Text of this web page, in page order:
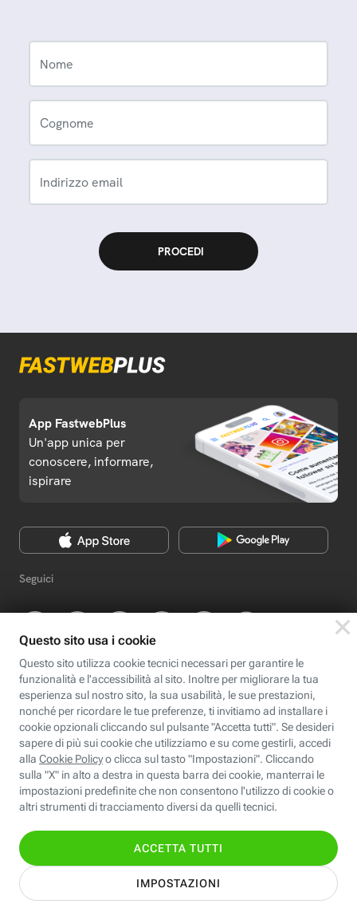
Nome
Cognome
Indirizzo email
App FastwebPlus
Un'app unica per
conoscere, informare,
ispirare
Seguici
Scopri Fastweb
Chi siamo
Credits e note legali
Fastweb.it
Fastweb Digital Academy
STEP FuturAbility District